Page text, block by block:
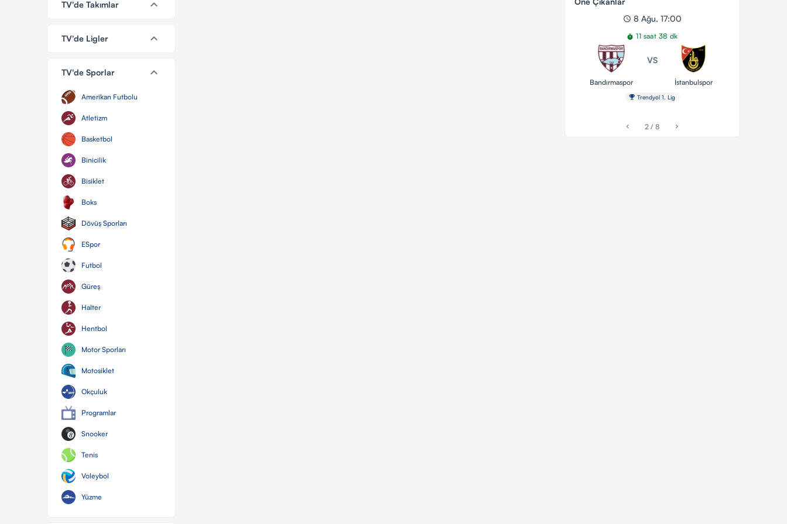
TV'de Takımlar keyboard_arrow_down
TV'de Ligler keyboard_arrow_down
TV'de Sporlar keyboard_arrow_down
Amerikan Futbolu
Atletizm
Basketbol
Binicilik
Bisiklet
Boks
Dövüş Sporları
ESpor
Futbol
Güreş
Halter
Hentbol
Motor Sporları
Motosiklet
Okçuluk
Programlar
Snooker
Tenis
Voleybol
Yüzme
schedule 8 Ağu, 17:00
timer 11 saat 38 dk
Bandırmaspor
VS
İstanbulspor
emoji_events Trendyol 1. Lig
chevron_left 2 / 8 chevron_right